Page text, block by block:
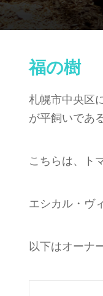
福の樹
札幌市中央区
が平飼いであ
こちらは、ト
エシカル・ヴ
以下はオーナ